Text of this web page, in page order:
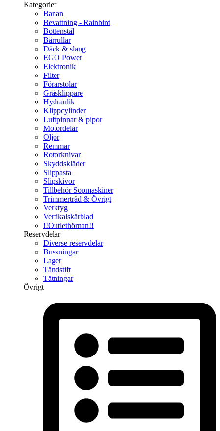
Kategorier
Banan
Bevattning - Rainbird
Bottenstål
Bärrullar
Däck & slang
EGO Power
Elektronik
Filter
Förarstolar
Gräsklippare
Hydraulik
Klippcylinder
Luftpinnar & pipor
Motordelar
Oljor
Remmar
Rotorknivar
Skyddskläder
Slippasta
Slipskivor
Tillbehör Sopmaskiner
Trimmertråd & Övrigt
Verktyg
Vertikalskärblad
!!Outlethörnan!!
Reservdelar
Diverse reservdelar
Bussningar
Lager
Tändstift
Tätningar
Övrigt